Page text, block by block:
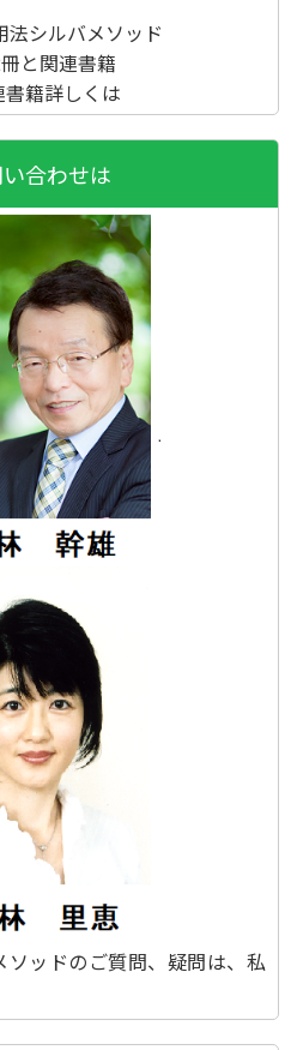
法シルバメソッド
と関連書籍
書籍詳しくは
合わせは
ッドのご質問、疑問は、私